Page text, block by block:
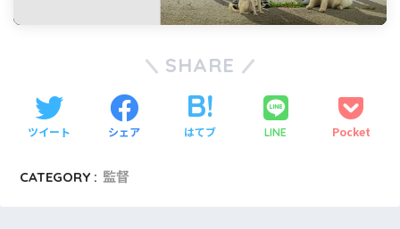
y
SHARE
ツイート シェア はてブ LINE Pocket
CATEGORY : 監督